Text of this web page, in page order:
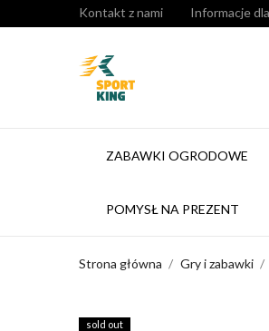
Kontakt z nami Informacje
ZABAWKI OGRODOWE
POMYSŁ NA PREZENT
Strona główna Gry i zabawki
sold out